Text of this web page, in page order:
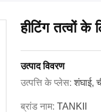
हीटिंग तत्वों के
उत्पाद विवरण
उत्पत्ति के प्लेस:शंघाई,
ब्रांड नाम: TANKII